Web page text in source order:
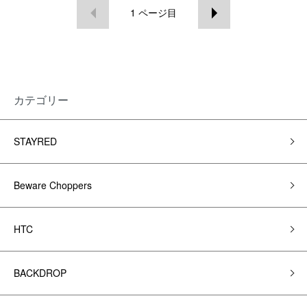
1 ページ目
カテゴリー
STAYRED
Beware Choppers
HTC
BACKDROP